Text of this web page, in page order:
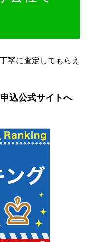
寧に査定してもらえ
込公式サイトへ